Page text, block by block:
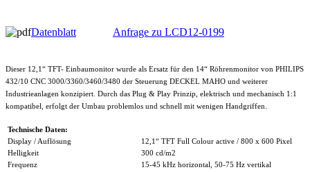
Datenblatt Anfrage zu LCD12-0199
Dieser 12,1“ TFT- Einbaumonitor wurde als Ersatz für den 14“ Röhrenmonitor von PHILIPS
432/10 CNC 3000/3360/3460/3480 der Steuerung DECKEL MAHO und weiterer
Industrieanlagen konzipiert. Durch das Plug & Play Prinzip, elektrisch und mechanisch 1:1
kompatibel, erfolgt der Umbau problemlos und schnell mit wenigen Handgriffen.
Technische Daten:
Display / Auflösung
12,1“ TFT Full Colour active / 800 x 600 Pixel
Helligkeit
300 cd/m2
Frequenz
15-45 kHz horizontal, 50-75 Hz vertikal